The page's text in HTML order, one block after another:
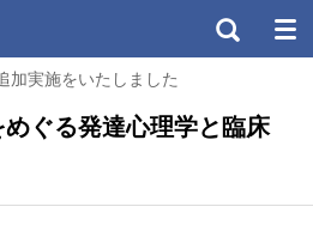
加実施をいたしました
ぐる発達心理学と臨床